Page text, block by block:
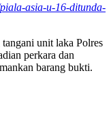
asia-u-16-ditunda-
unit laka Polres
perkara dan
barang bukti.